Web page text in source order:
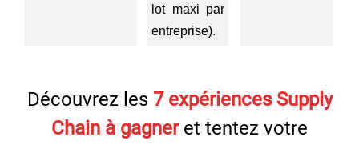
lot maxi par
entreprise).
Découvrez les 7 expériences Supply
Chain à gagneret tentez votre